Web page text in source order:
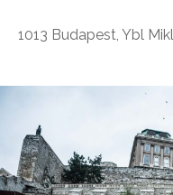
1013 Budapest, Ybl